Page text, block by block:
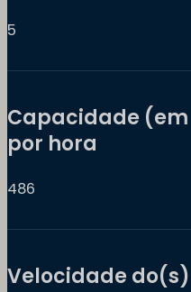
5
Capacidade
por hora
486
Velocidade